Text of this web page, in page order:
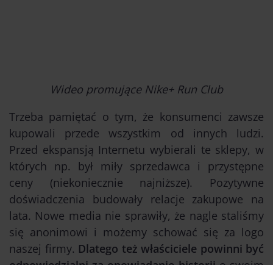
Wideo promujące Nike+ Run Club
Trzeba pamiętać o tym, że konsumenci zawsze
kupowali przede wszystkim od innych ludzi.
Przed ekspansją Internetu wybierali te sklepy, w
których np. był miły sprzedawca i przystępne
ceny (niekoniecznie najniższe). Pozytywne
doświadczenia budowały relacje zakupowe na
lata. Nowe media nie sprawiły, że nagle staliśmy
się anonimowi i możemy schować się za logo
naszej firmy. Dlatego też właściciele powinni być